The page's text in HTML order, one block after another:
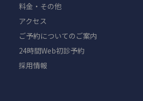
料金・その他
アクセス
ご予約についてのご案内
24時間Web初診予約
採用情報